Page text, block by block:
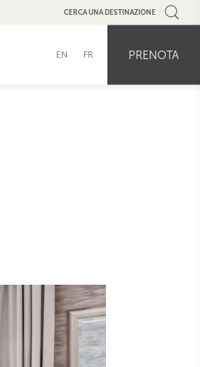
CERCA UNA DESTINAZIONE
EN FR PRENOTA